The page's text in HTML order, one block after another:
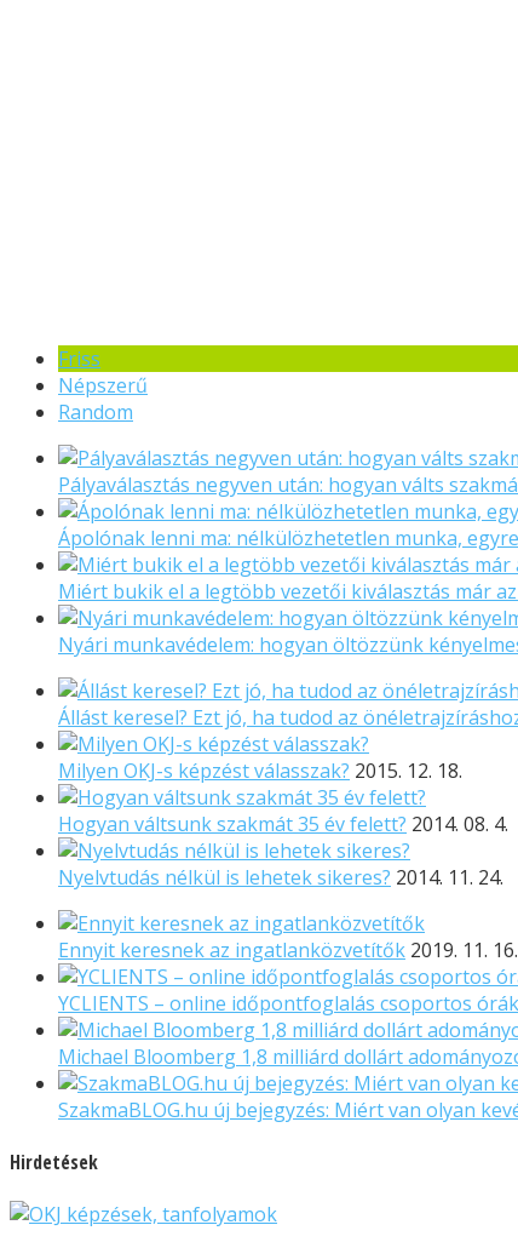
Friss
Népszerű
Random
Pályaválasztás negyven után: hogyan válts
Ápolónak lenni ma: nélkülözhetetlen munka,
Miért bukik el a legtöbb vezetői kiválasztás már az
Nyári munkavédelem: hogyan öltözzünk
Állást keresel? Ezt jó, ha tudod az
Milyen OKJ-s képzést válasszak? 2015. 12. 18.
Hogyan váltsunk szakmát 35 év felett? 2014. 08. 4.
Nyelvtudás nélkül is lehetek sikeres? 2014. 11. 24.
Ennyit keresnek az ingatlanközvetítők 2019. 11. 16.
YCLIENTS – online időpontfoglalás csoportos
Michael Bloomberg 1,8 milliárd dollárt
SzakmaBLOG.hu új bejegyzés: Miért van olyan
Hirdetések